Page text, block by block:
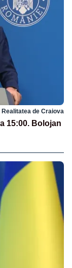
Realitatea de Craiova
15:00. Bolojan